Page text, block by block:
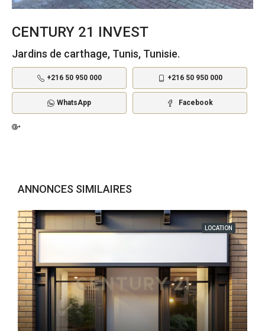
CENTURY 21 INVEST
Jardins de carthage, Tunis, Tunisie.
+216 50 950 000 +216 50 950 000
WhatsApp Facebook
ANNONCES SIMILAIRES
LOCATION